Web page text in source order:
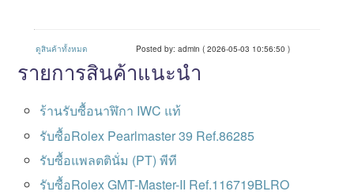
ดูสินค้าทั้งหมด Posted by: admin ( 2026-05-03 10:56:50 )
รายการสินค้าแนะนำ
ร้านรับซื้อนาฬิกา IWC แท้
รับซื้อRolex Pearlmaster 39 Ref.86285
รับซื้อแพลตตินั่ม (PT) พีที
รับซื้อRolex GMT-Master-II Ref.116719BLRO